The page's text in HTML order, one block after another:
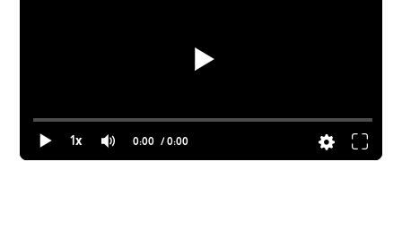
1x 0:00 / 0:00